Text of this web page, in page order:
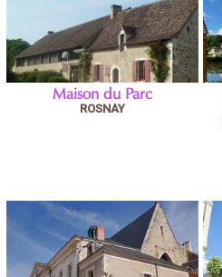
Maison du Parc
ROSNAY